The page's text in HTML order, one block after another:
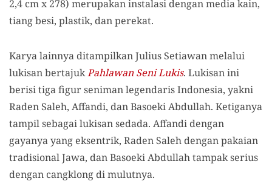
2,4 cm x 278) merupakan instalasi dengan media kain,
tiang besi, plastik, dan perekat.
Karya lainnya ditampilkan Julius Setiawan melalui
lukisan bertajukPahlawan Seni Lukis. Lukisan ini
berisi tiga figur seniman legendaris Indonesia, yakni
Raden Saleh, Affandi, dan Basoeki Abdullah. Ketiganya
tampil sebagai lukisan sedada. Affandi dengan
gayanya yang eksentrik, Raden Saleh dengan pakaian
tradisional Jawa, dan Basoeki Abdullah tampak serius
dengan cangklong di mulutnya.